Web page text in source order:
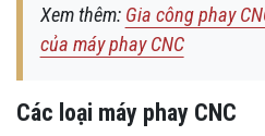
Xem thêm: Gia công phay
của máy phay CNC
Các loại máy phay CNC